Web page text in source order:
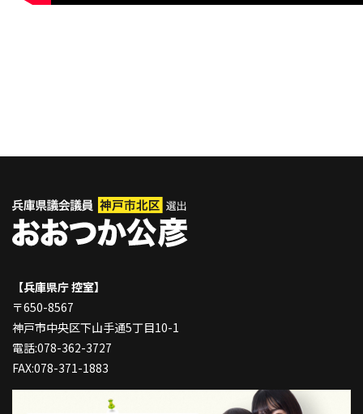
【兵庫県庁 控室】
〒650-8567
神戸市中央区下山手通5丁目10-1
電話:078-362-3727
FAX:078-371-1883